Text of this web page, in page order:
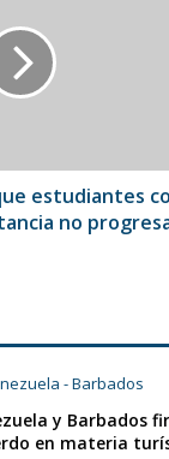
estudiantes
no
y Barbados
en materia